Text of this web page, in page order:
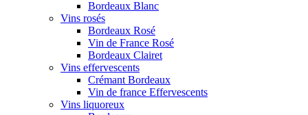
Bordeaux Blanc
Vins rosés
Bordeaux Rosé
Vin de France Rosé
Bordeaux Clairet
Vins effervescents
Crémant Bordeaux
Vin de france Effervescents
Vins liquoreux